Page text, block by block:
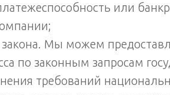
или
Мы можем
по законным запросам
требований